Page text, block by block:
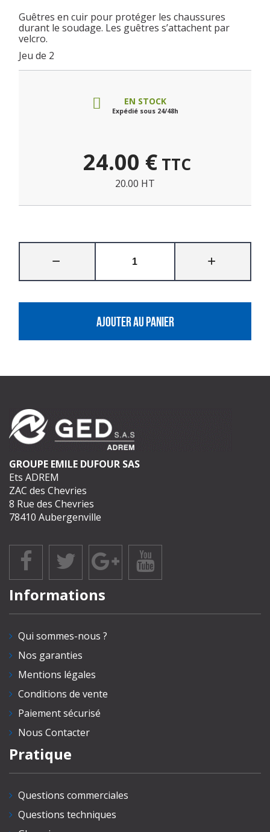
Guêtres en cuir pour protéger les chaussures
durant le soudage. Les guêtres s’attachent par
velcro.
Jeu de 2
EN STOCK
Expédié sous 24/48h
24.00 € TTC
20.00 HT
AJOUTER AU PANIER
GROUPE EMILE DUFOUR SAS
Ets ADREM
ZAC des Chevries
8 Rue des Chevries
78410 Aubergenville
Informations
Qui sommes-nous ?
Nos garanties
Mentions légales
Conditions de vente
Paiement sécurisé
Nous Contacter
Pratique
Questions commerciales
Questions techniques